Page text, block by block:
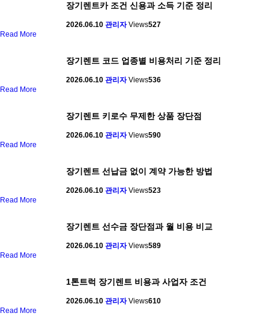
장기렌트카 조건 신용과 소득 기준 정리
2026.06.10 관리자 Views527
Read More
장기렌트 코드 업종별 비용처리 기준 정리
2026.06.10 관리자 Views536
Read More
장기렌트 키로수 무제한 상품 장단점
2026.06.10 관리자 Views590
Read More
장기렌트 선납금 없이 계약 가능한 방법
2026.06.10 관리자 Views523
Read More
장기렌트 선수금 장단점과 월 비용 비교
2026.06.10 관리자 Views589
Read More
1톤트럭 장기렌트 비용과 사업자 조건
2026.06.10 관리자 Views610
Read More